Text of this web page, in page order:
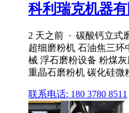
科利瑞克机器有
2 天之前 · 碳酸钙立式
超细磨粉机 石油焦三
械 浮石磨粉设备 粉煤
重晶石磨粉机 碳化硅微
联系电话: 180 3780 8511